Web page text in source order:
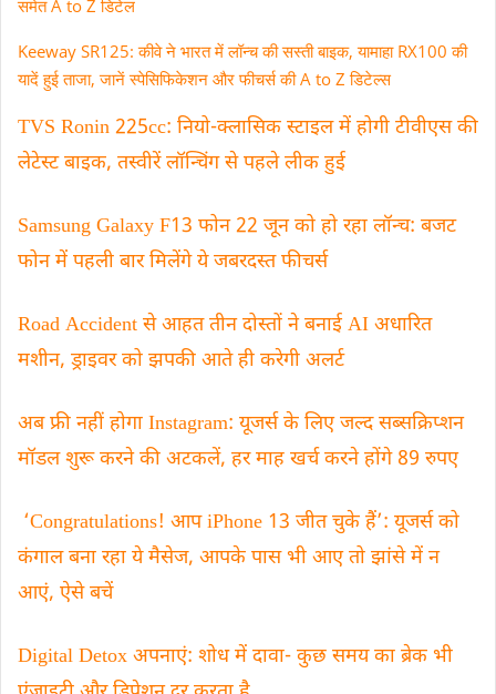
समेत A to Z डिटेल
Keeway SR125: कीवे ने भारत में लॉन्च की सस्ती बाइक‚ यामाहा RX100 की
यादें हुई ताजा, जानें स्पेसिफिकेशन और फीचर्स की A to Z डिटेल्स
TVS Ronin 225cc: नियो-क्लासिक स्टाइल में होगी टीवीएस की
लेटेस्ट बाइक, तस्वीरें लॉन्चिंग से पहले लीक हुई
Samsung Galaxy F13 फोन 22 जून को हो रहा लॉन्च: बजट
फोन में पहली बार मिलेंगे ये जबरदस्त फीचर्स
Road Accident से आहत तीन दोस्तों ने बनाई AI अधारित
मशीन, ड्राइवर को झपकी आते ही करेगी अलर्ट
अब फ्री नहीं होगा Instagram: यूजर्स के लिए जल्द सब्सक्रिप्शन
मॉडल शुरू करने की अटकलें, हर माह खर्च करने होंगे 89 रुपए
‘Congratulations! आप iPhone 13 जीत चुके हैं’: यूजर्स को
कंगाल बना रहा ये मैसेज, आपके पास भी आए तो झांसे में न
आएं, ऐसे बचें
Digital Detox अपनाएं: ​शोध में दावा- कुछ समय का ब्रेक भी